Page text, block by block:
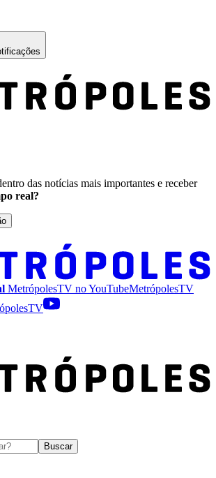
das notícias mais importantes e receber
real?
MetrópolesTV noYouTubeMetrópolesTV
Buscar